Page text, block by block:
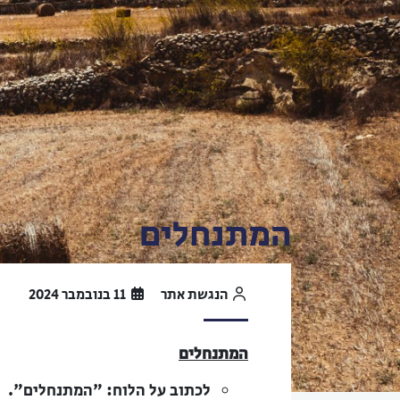
המתנחלים
הנגשת אתר
המתנחלים
לכתוב על הלוח: "המתנחלים".